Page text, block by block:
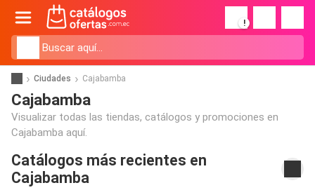
!
Ciudades Cajabamba
Cajabamba
Visualizar todas las tiendas, catálogos y promociones en
Cajabamba aquí.
Catálogos más recientes en
Cajabamba